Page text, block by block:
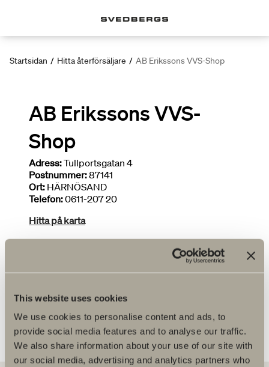
This website uses cookies
We use cookies to personalise content and ads, to
provide social media features and to analyse our traffic.
We also share information about your use of our site with
our social media, advertising and analytics partners who
Startsidan / Hitta återförsäljare / AB Erikssons VVS-Shop
AB Erikssons VVS-
Shop
Adress:Tullportsgatan 4
Postnummer:87141
Ort: HÄRNÖSAND
Telefon:0611-207 20
Hitta på karta
Deltar i kampanjer